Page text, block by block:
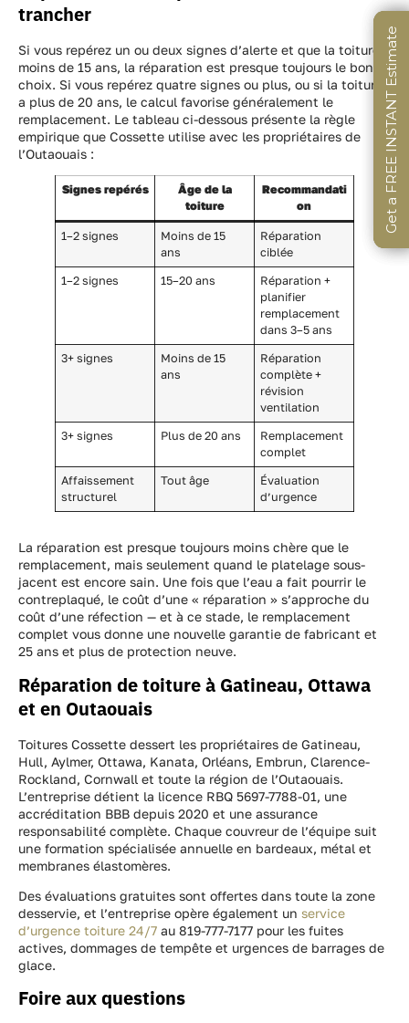
trancher
Si vous repérez un ou deux signes d’alerte et que la toiture a
moins de 15 ans, la réparation est presque toujours le bon
choix. Si vous repérez quatre signes ou plus, ou si la toiture
a plus de 20 ans, le calcul favorise généralement le
remplacement. Le tableau ci-dessous présente la règle
empirique que Cossette utilise avec les propriétaires de
l’Outaouais :
Signes repérés
Âge de la
toiture
Recommandati
on
1–2 signes
Moins de 15
ans
Réparation
ciblée
1–2 signes 15–20 ans
Réparation +
planifier
remplacement
dans 3–5 ans
3+ signes
Moins de 15
ans
Réparation
complète +
révision
ventilation
3+ signes Plus de 20 ans
Remplacement
complet
Affaissement
structurel
Tout âge
Évaluation
d’urgence
La réparation est presque toujours moins chère que le
remplacement, mais seulement quand le platelage sous-
jacent est encore sain. Une fois que l’eau a fait pourrir le
contreplaqué, le coût d’une « réparation » s’approche du
coût d’une réfection — et à ce stade, le remplacement
complet vous donne une nouvelle garantie de fabricant et
25 ans et plus de protection neuve.
Réparation de toiture à Gatineau, Ottawa
et en Outaouais
Toitures Cossette dessert les propriétaires de Gatineau,
Hull, Aylmer, Ottawa, Kanata, Orléans, Embrun, Clarence-
Rockland, Cornwall et toute la région de l’Outaouais.
L’entreprise détient la licence RBQ 5697-7788-01, une
accréditation BBB depuis 2020 et une assurance
responsabilité complète. Chaque couvreur de l’équipe suit
une formation spécialisée annuelle en bardeaux, métal et
membranes élastomères.
Des évaluations gratuites sont offertes dans toute la zone
desservie, et l’entreprise opère également un service
d’urgence toiture 24/7 au 819-777-7177 pour les fuites
actives, dommages de tempête et urgences de barrages de
glace.
Foire aux questions
Get a FREE INSTANT Estimate
Get a FREE INSTANT Estimate
Get a FREE INSTANT Estimate